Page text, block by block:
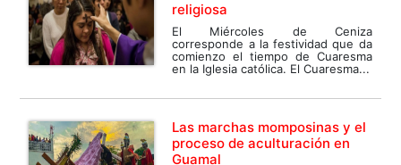
religiosa
El Miércoles de Ceniza
corresponde a la festividad que da
comienzo el tiempo de Cuaresma
en la Iglesia católica. El Cuaresma...
Las marchas momposinas y el
proceso de aculturación en
Guamal